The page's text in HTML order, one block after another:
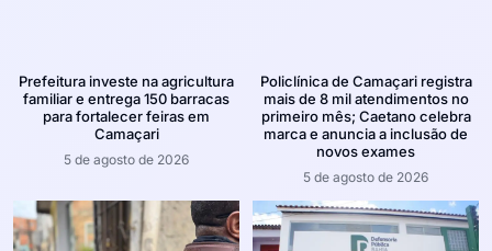
Prefeitura investe na agricultura
familiar e entrega 150 barracas
para fortalecer feiras em
Camaçari
5 de agosto de 2026
Policlínica de Camaçari registra
mais de 8 mil atendimentos no
primeiro mês; Caetano celebra
marca e anuncia a inclusão de
novos exames
5 de agosto de 2026